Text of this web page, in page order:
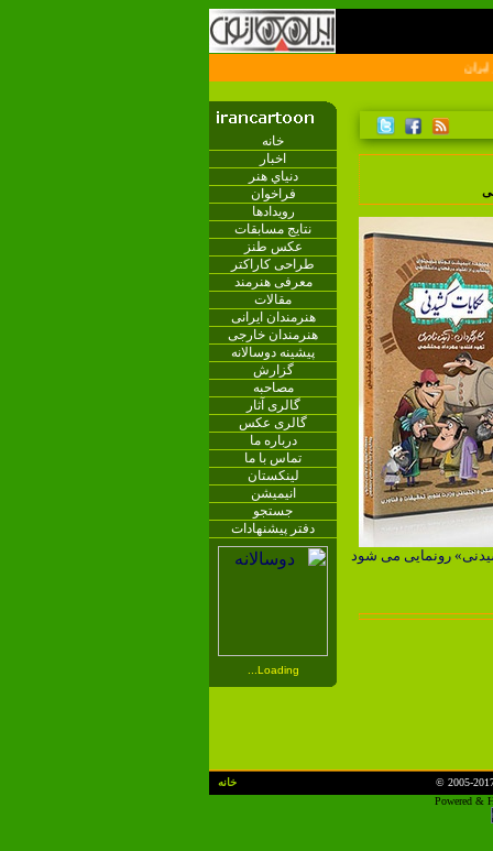
خانه
اخبار
دنياي هنر
فراخوان
رویدادها
نتایج مسابقات
عکس طنز
طراحی کاراکتر
معرفی هنرمند
مقالات
هنرمندان ایرانی
هنرمندان خارجی
پیشینه دوسالانه
گزارش
مصاحبه
گالری آثار
گالری عکس
درباره ما
تماس با ما
لینکستان
انیمیشن
جستجو
دفتر پیشنهادات
Loading...
رونمایی می شود
خانه
© 2005-
Powered &